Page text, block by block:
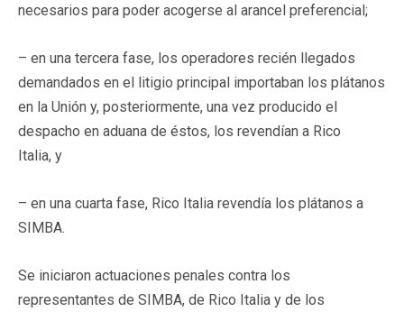
necesarios para poder acogerse al arancel preferencial;
– en una tercera fase, los operadores recién llegados
demandados en el litigio principal importaban los plátanos
en la Unión y, posteriormente, una vez producido el
despacho en aduana de éstos, los revendían a Rico
Italia, y
– en una cuarta fase, Rico Italia revendía los plátanos a
SIMBA.
Se iniciaron actuaciones penales contra los
representantes de SIMBA, de Rico Italia y de los